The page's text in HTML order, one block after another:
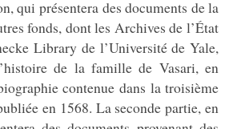
qui présentera des documents de la
fonds, dont les Archives de l’État
Library de l’Université de Yale,
de la famille de Vasari, en
contenue dans la troisième
en 1568. La seconde partie, en